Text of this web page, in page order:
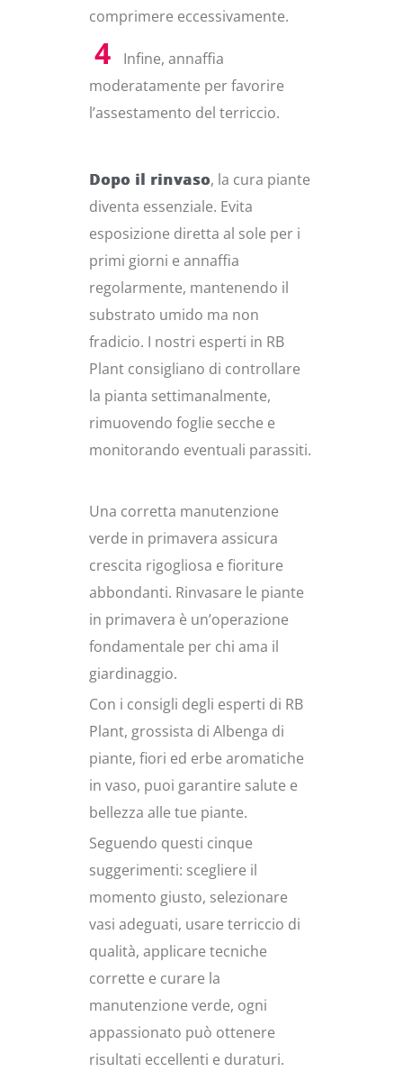
comprimere eccessivamente.
Infine, annaffia
moderatamente per favorire
l’assestamento del terriccio.
Dopo il rinvaso, la cura piante
diventa essenziale. Evita
esposizione diretta al sole per i
primi giorni e annaffia
regolarmente, mantenendo il
substrato umido ma non
fradicio. I nostri esperti in RB
Plant consigliano di controllare
la pianta settimanalmente,
rimuovendo foglie secche e
monitorando eventuali parassiti.
Una corretta manutenzione
verde in primavera assicura
crescita rigogliosa e fioriture
abbondanti. Rinvasare le piante
in primavera è un’operazione
fondamentale per chi ama il
giardinaggio.
Con i consigli degli esperti di RB
Plant, grossista di Albenga di
piante, fiori ed erbe aromatiche
in vaso, puoi garantire salute e
bellezza alle tue piante.
Seguendo questi cinque
suggerimenti: scegliere il
momento giusto, selezionare
vasi adeguati, usare terriccio di
qualità, applicare tecniche
corrette e curare la
manutenzione verde, ogni
appassionato può ottenere
risultati eccellenti e duraturi.